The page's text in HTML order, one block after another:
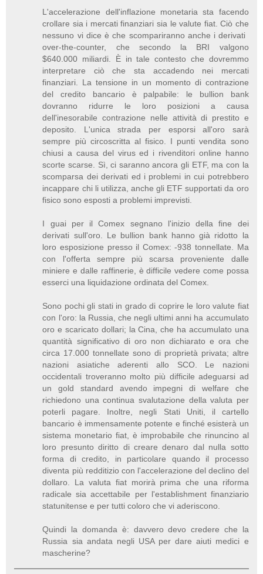
L'accelerazione dell'inflazione monetaria sta facendo
crollare sia i mercati finanziari sia le valute fiat. Ciò che
nessuno vi dice è che scompariranno anche i derivati ​​
over-the-counter, che secondo la BRI valgono
$640.000 miliardi. È in tale contesto che dovremmo
interpretare ciò che sta accadendo nei mercati
finanziari. La tensione in un momento di contrazione
del credito bancario è palpabile: le bullion bank
dovranno ridurre le loro posizioni a causa
dell'inesorabile contrazione nelle attività di prestito e
deposito. L'unica strada per esporsi all'oro sarà
sempre più circoscritta al fisico. I punti vendita sono
chiusi a causa del virus ed i rivenditori online hanno
scorte scarse. Sì, ci saranno ancora gli ETF, ma con la
scomparsa dei derivati ​​ed i problemi in cui potrebbero
incappare chi li utilizza, anche gli ETF supportati da oro
fisico sono esposti a problemi imprevisti.
I guai per il Comex segnano l'inizio della fine dei
derivati ​​sull'oro. Le bullion bank hanno già ridotto la
loro esposizione presso il Comex: -938 tonnellate. Ma
con l'offerta sempre più scarsa proveniente dalle
miniere e dalle raffinerie, è difficile vedere come possa
esserci una liquidazione ordinata del Comex.
Sono pochi gli stati in grado di coprire le loro valute fiat
con l'oro: la Russia, che negli ultimi anni ha accumulato
oro e scaricato dollari; la Cina, che ha accumulato una
quantità significativo di oro non dichiarato e ora che
circa 17.000 tonnellate sono di proprietà privata; altre
nazioni asiatiche aderenti allo SCO. Le nazioni
occidentali troveranno molto più difficile adeguarsi ad
un gold standard avendo impegni di welfare che
richiedono una continua svalutazione della valuta per
poterli pagare. Inoltre, negli Stati Uniti, il cartello
bancario è immensamente potente e finché esisterà un
sistema monetario fiat, è improbabile che rinuncino al
loro presunto diritto di creare denaro dal nulla sotto
forma di credito, in particolare quando il processo
diventa più redditizio con l'accelerazione del declino del
dollaro. La valuta fiat morirà prima che una riforma
radicale sia accettabile per l'establishment finanziario
statunitense e per tutti coloro che vi aderiscono.
Quindi la domanda è: davvero devo credere che la
Russia sia andata negli USA per dare aiuti medici e
mascherine?